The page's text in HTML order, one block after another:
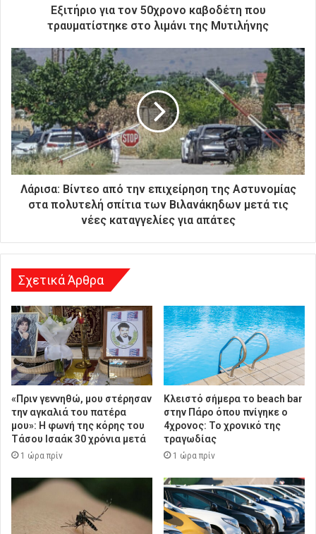
ι
κ
ή
σ
α
ς
δ
ι
ε
σ
Εξιτήριο για τον 50χρονο καβοδέτη που
τραυματίστηκε στο λιμάνι της Μυτιλήνης
Λάρισα: Βίντεο από την επιχείρηση της Αστυνομίας
στα πολυτελή σπίτια των Βιλανάκηδων μετά τις
νέες καταγγελίες για απάτες
Σχετικά Άρθρα
«Πριν γεννηθώ, μου στέρησαν
την αγκαλιά του πατέρα
μου»: Η φωνή της κόρης του
Τάσου Ισαάκ 30 χρόνια μετά
1 ώρα πρίν
Κλειστό σήμερα το beach bar
στην Πάρο όπου πνίγηκε ο
4χρονος: Το χρονικό της
τραγωδίας
1 ώρα πρίν